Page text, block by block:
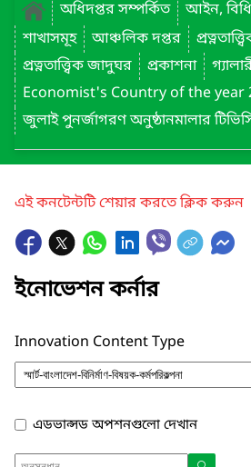
অধিদপ্তর সম্পর্কিত
আইন,
শাখাসমূহ
আঞ্চলিক দপ্তর
প্রত্নতাত্ত্বিক জাদুঘর
প্রকাশনা
Economist's Country of the year
জুলাই পুনর্জাগরণ অনুষ্ঠানমালার
এই কনটেন্টটি শেয়ার করতে ক্লিক করুন
ইনোভেশন কর্নার
Innovation Content Type
এডভান্সড অপশনগুলো দেখান